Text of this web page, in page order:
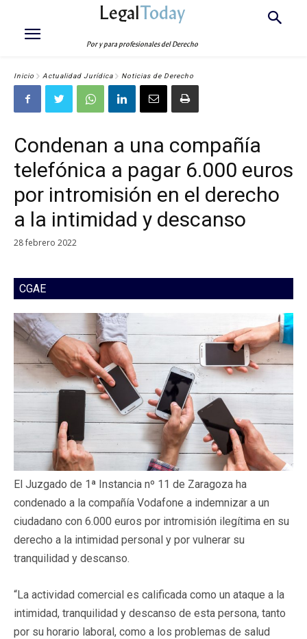
LegalToday
Por y para profesionales del Derecho
Inicio Actualidad Jurídica Noticias de Derecho
Condenan a una compañía
telefónica a pagar 6.000 euros
por intromisión en el derecho
a la intimidad y descanso
28 febrero 2022
CGAE
El Juzgado de 1ª Instancia nº 11 de Zaragoza ha
condenado a la compañía Vodafone a indemnizar a un
ciudadano con 6.000 euros por intromisión ilegítima en su
derecho a la intimidad personal y por vulnerar su
tranquilidad y descanso.
“La actividad comercial es calificada como un ataque a la
intimidad, tranquilidad y descanso de esta persona, tanto
por su horario laboral, como a los problemas de salud